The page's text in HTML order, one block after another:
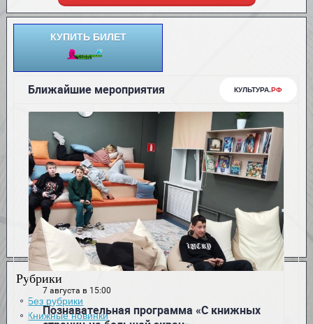
КУПИТЬ БИЛЕТ
Рубрики
Без рубрики
Книжные новинки